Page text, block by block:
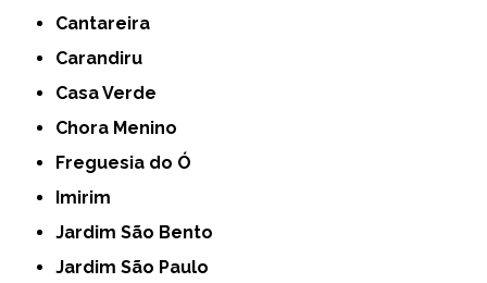
Cantareira
Carandiru
Casa Verde
Chora Menino
Freguesia do Ó
Imirim
Jardim São Bento
Jardim São Paulo